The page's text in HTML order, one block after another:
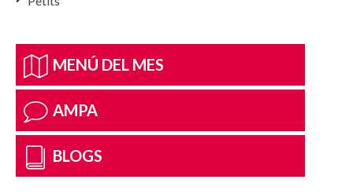
MENÚ DEL MES
AMPA
BLOGS